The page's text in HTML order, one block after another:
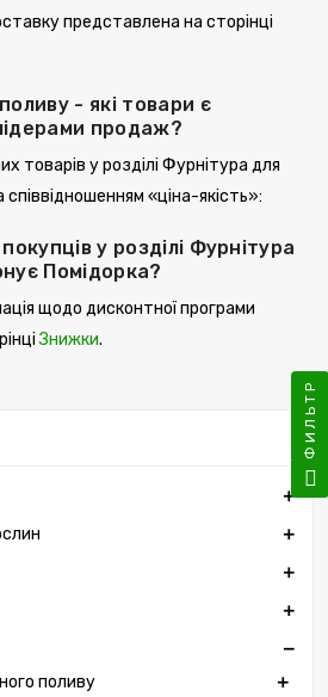
поливу
представлена ​​на сторінці
- які товари є
продаж?
товарів у розділі Фурнітура для
«ціна-якість»:
у розділі Фурнітура
Помідорка?
щодо дисконтної програми
Знижки.
ФИЛЬТР